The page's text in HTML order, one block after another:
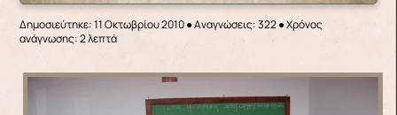
Δημοσιεύτηκε: 11 Οκτωβρίου 2010●Αναγνώσεις: 322● Χρόνος
ανάγνωσης: 2 λεπτά